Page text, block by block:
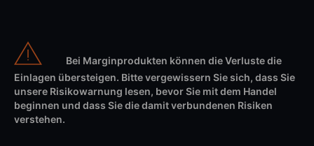
Bei Marginprodukten können die Verluste die
Einlagen übersteigen. Bitte vergewissern Sie sich, dass Sie
unsere Risikowarnung lesen, bevor Sie mit dem Handel
beginnen und dass Sie die damit verbundenen Risiken
verstehen.